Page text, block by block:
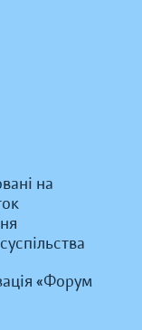
на
«Форум